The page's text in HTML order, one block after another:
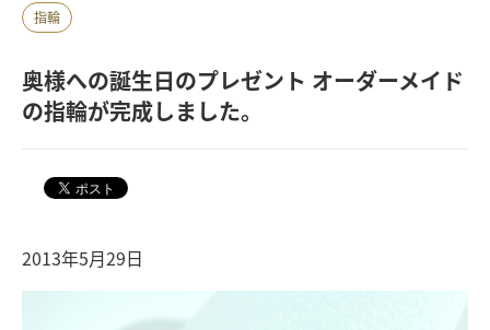
指輪
奥様への誕生日のプレゼント オーダーメイド
の指輪が完成しました。
2013年5月29日